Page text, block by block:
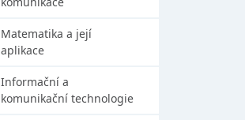
Matematika a její
aplikace
Informační a
komunikační technologie